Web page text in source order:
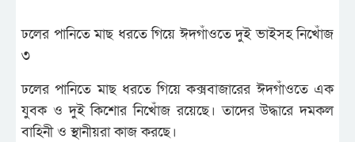
ঢলের পানিতে মাছ ধরতে গিয়ে ঈদগাঁওতে দুই ভাইসহ নিখোঁজ
৩
ঢলের পানিতে মাছ ধরতে গিয়ে কক্সবাজারের ঈদগাঁওতে এক
যুবক ও দুই কিশোর নিখোঁজ রয়েছে। তাদের উদ্ধারে দমকল
বাহিনী ও স্থানীয়রা কাজ করছে।